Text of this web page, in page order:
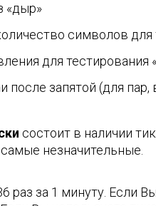
«дыр»
символов
для тестирования
после запятой (для
состоит в наличии
незначительные.
раз за 1 минуту. Если